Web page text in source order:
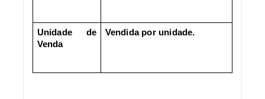
Unidade de
Venda
Vendida por unidade.